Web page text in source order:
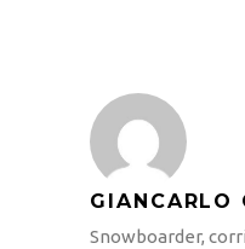
GIANCARLO
Snowboarder,